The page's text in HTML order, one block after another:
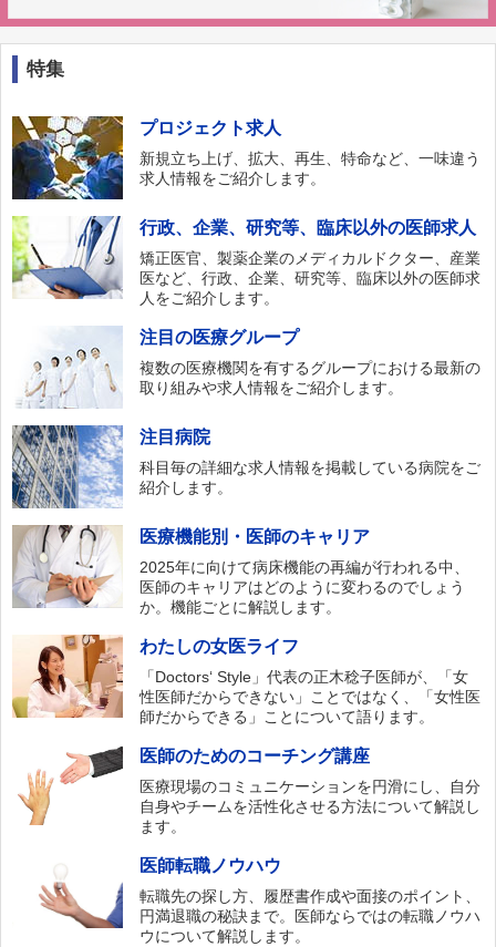
特集
プロジェクト求人
新規立ち上げ、拡大、再生、特命など、一味違う
求人情報をご紹介します。
行政、企業、研究等、臨床以外の医師求人
矯正医官、製薬企業のメディカルドクター、産業
医など、行政、企業、研究等、臨床以外の医師求
人をご紹介します。
注目の医療グループ
複数の医療機関を有するグループにおける最新の
取り組みや求人情報をご紹介します。
注目病院
科目毎の詳細な求人情報を掲載している病院をご
紹介します。
医療機能別・医師のキャリア
2025年に向けて病床機能の再編が行われる中、
医師のキャリアはどのように変わるのでしょう
か。機能ごとに解説します。
わたしの女医ライフ
「Doctors‘ Style」代表の正木稔子医師が、「女
性医師だからできない」ことではなく、「女性医
師だからできる」ことについて語ります。
医師のためのコーチング講座
医療現場のコミュニケーションを円滑にし、自分
自身やチームを活性化させる方法について解説し
ます。
医師転職ノウハウ
転職先の探し方、履歴書作成や面接のポイント、
円満退職の秘訣まで。医師ならではの転職ノウハ
ウについて解説します。